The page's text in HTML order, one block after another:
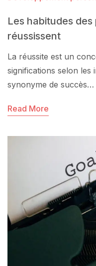
Les habitudes
réussissent
La réussite est un
significations selon les
synonyme de succès…
Read More